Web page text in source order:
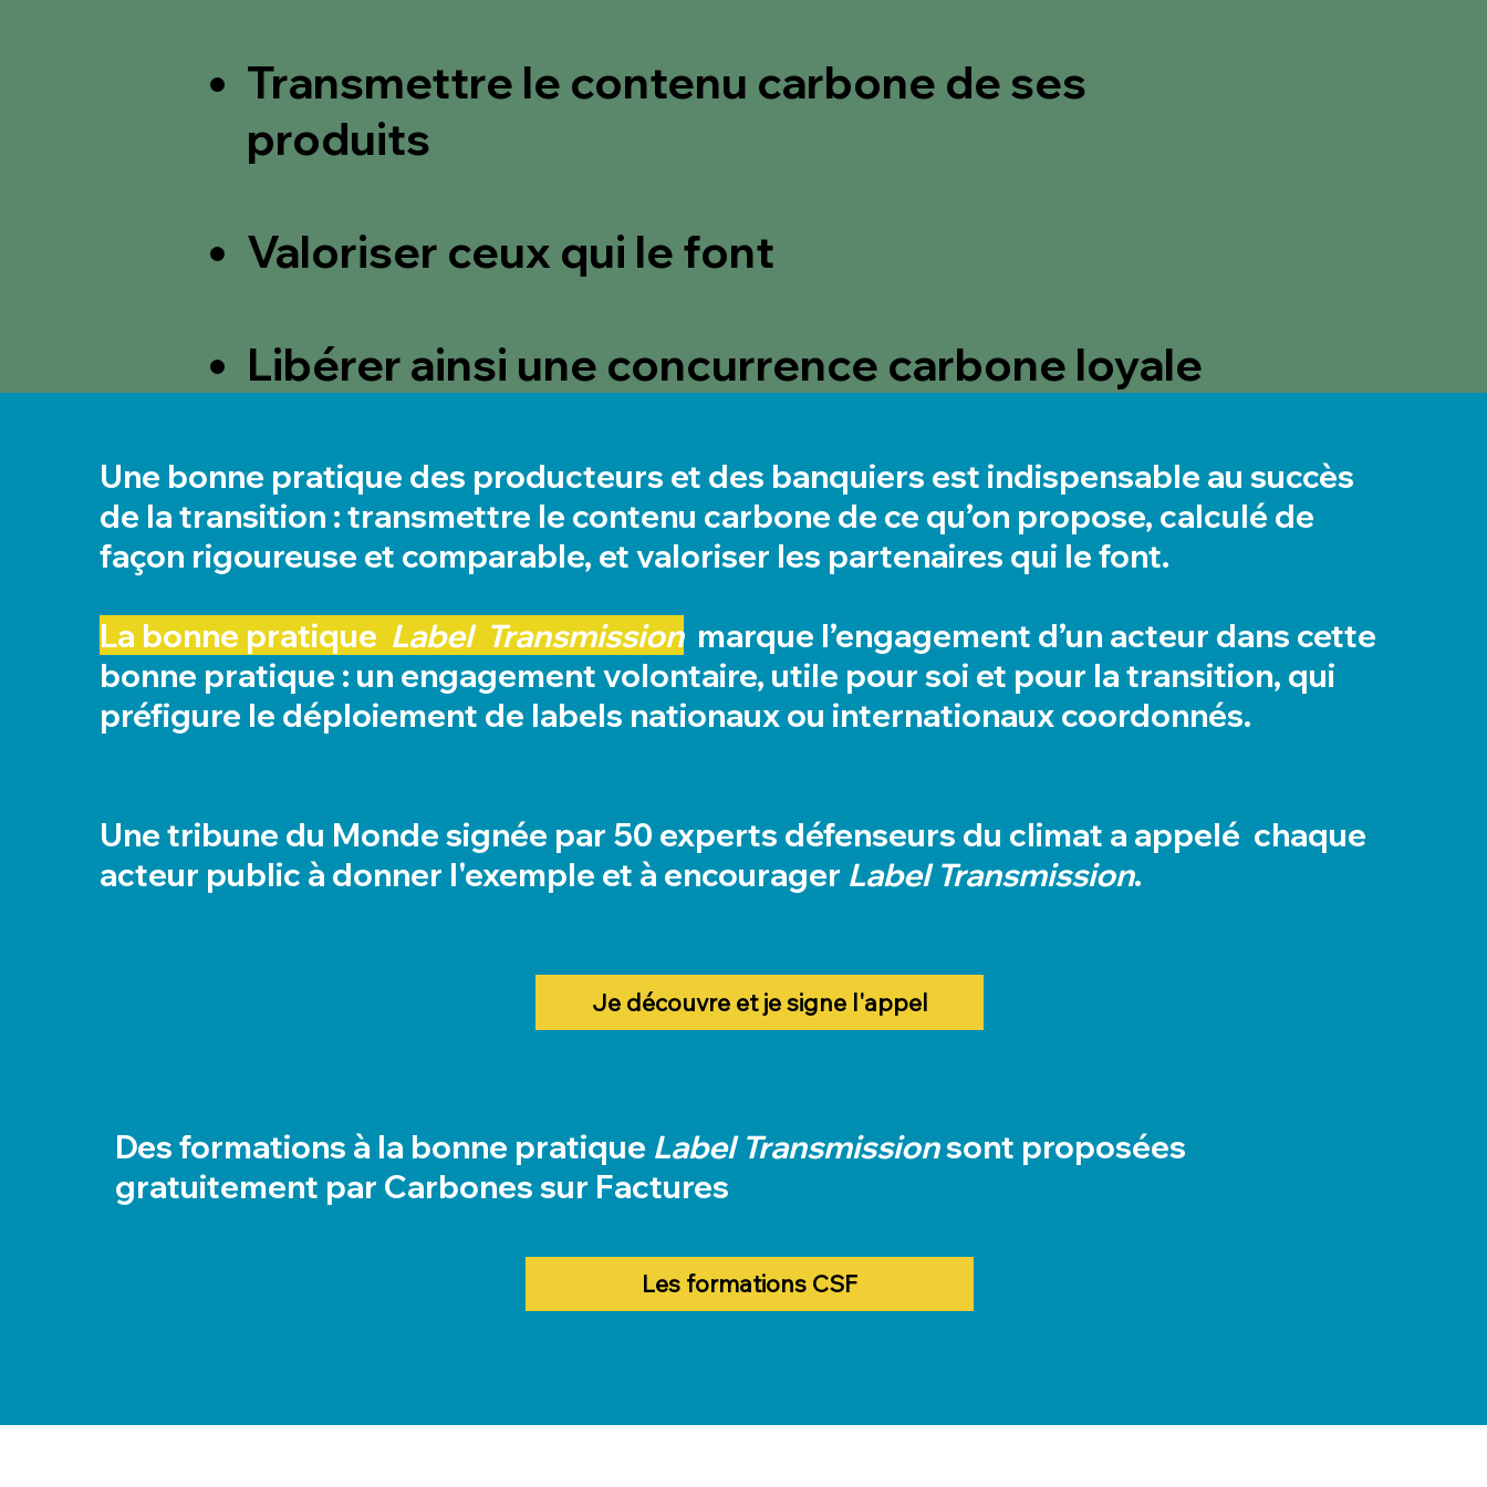
Transmettre le contenu carbone de ses
produits
Valoriser ceux qui le font
Libérer ainsi une concurrence carbone loyale
Une bonne pratique des producteurs et des banquiers est indispensable au succès
de la transition : transmettre le contenu carbone de ce qu’on propose, calculé de
façon rigoureuse et comparable, et valoriser les partenaires qui le font.
La bonne pratique Label Transmissionmarque l’engagement d’un acteur dans cette
bonne pratique : un engagement volontaire, utile pour soi et pour la transition, qui
préfigure le déploiement de labels nationaux ou internationaux coordonnés.
Une tribune du Monde signée par 50 experts défenseurs du climat a appelé chaque
acteur public à donner l'exemple et à encourager Label Transmission.
Je découvre et je signe l'appel
Des formations à la bonne pratique Label Transmissionsont proposées
gratuitement par Carbones sur Factures
Les formations CSF